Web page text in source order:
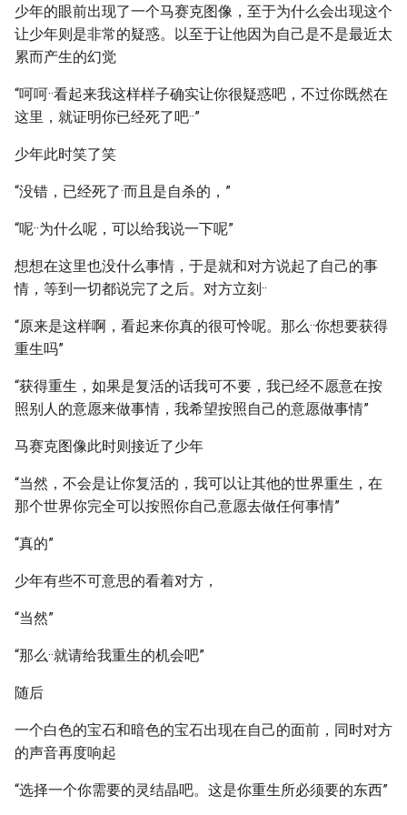
少年的眼前出现了一个马赛克图像，至于为什么会出现这个
让少年则是非常的疑惑。以至于让他因为自己是不是最近太
累而产生的幻觉
“呵呵··看起来我这样样子确实让你很疑惑吧，不过你既然在
这里，就证明你已经死了吧··”
少年此时笑了笑
“没错，已经死了·而且是自杀的，”
“呢··为什么呢，可以给我说一下呢”
想想在这里也没什么事情，于是就和对方说起了自己的事
情，等到一切都说完了之后。对方立刻··
“原来是这样啊，看起来你真的很可怜呢。那么··你想要获得
重生吗”
“获得重生，如果是复活的话我可不要，我已经不愿意在按
照别人的意愿来做事情，我希望按照自己的意愿做事情”
马赛克图像此时则接近了少年
“当然，不会是让你复活的，我可以让其他的世界重生，在
那个世界你完全可以按照你自己意愿去做任何事情”
“真的”
少年有些不可意思的看着对方，
“当然”
“那么··就请给我重生的机会吧”
随后
一个白色的宝石和暗色的宝石出现在自己的面前，同时对方
的声音再度响起
“选择一个你需要的灵结晶吧。这是你重生所必须要的东西”